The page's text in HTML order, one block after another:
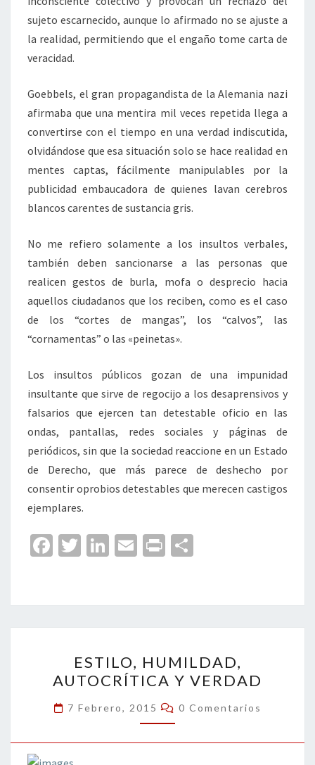
sujeto escarnecido, aunque lo afirmado no se ajuste a
la realidad, permitiendo que el engaño tome carta de
veracidad.
Goebbels, el gran propagandista de la Alemania nazi
afirmaba que una mentira mil veces repetida llega a
convertirse con el tiempo en una verdad indiscutida,
olvidándose que esa situación solo se hace realidad en
mentes captas, fácilmente manipulables por la
publicidad embaucadora de quienes lavan cerebros
blancos carentes de sustancia gris.
No me refiero solamente a los insultos verbales,
también deben sancionarse a las personas que
realicen gestos de burla, mofa o desprecio hacia
aquellos ciudadanos que los reciben, como es el caso
de los “cortes de mangas”, los “calvos”, las
“cornamentas” o las «peinetas».
Los insultos públicos gozan de una impunidad
insultante que sirve de regocijo a los desaprensivos y
falsarios que ejercen tan detestable oficio en las
ondas, pantallas, redes sociales y páginas de
periódicos, sin que la sociedad reaccione en un Estado
de Derecho, que más parece de deshecho por
consentir oprobios detestables que merecen castigos
ejemplares.
Fa
o
o
T
er
Li
dI
n
E
l
Pr
p
ar
tir
HUMILDAD,
AUTOCRÍTICA
Y
VERDAD
ESTILO, HUMILDAD,
AUTOCRÍTICA Y VERDAD
7 Febrero, 2015 Comentarios
0 Comentarios